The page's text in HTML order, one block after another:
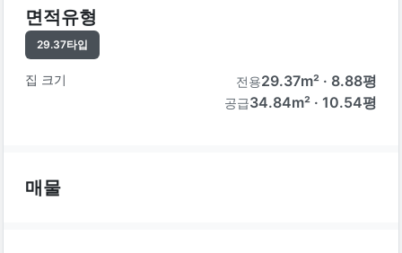
면적유형
29.37타입
집 크기 전용29.37m² · 8.88평
공급34.84m² · 10.54평
매물